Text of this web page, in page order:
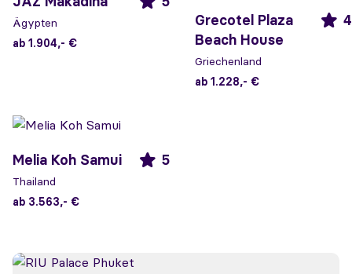
Ägypten
ab 1.904,- €
Grecotel Plaza
Beach House
4
Griechenland
ab 1.228,- €
Melia Koh Samui 5
Thailand
ab 3.563,- €